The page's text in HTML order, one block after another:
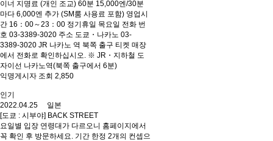
이너 지명료 (개인 조교) 60분 15,000엔/30분
마다 6,000엔 추가 (SM룸 사용료 포함) 영업시
간 16：00～23：00 정기휴일 목요일 전화 번
호 03-3389-3020 주소 도쿄・나카노 03-
3389-3020 JR 나카노 역 북쪽 출구 티켓 매장
에서 전화로 확인하십시오. ※ JR・지하철 도
자이선 나카노역(북쪽 출구에서 6분)
익명게시자 조회 2,850
인기
2022.04.25 일본
[도쿄 : 시부야] BACK STREET
요일별 입장 연령대가 다르오니 홈페이지에서
꼭 확인 후 방문하세요. 기간 한정 2개의 컨셉으